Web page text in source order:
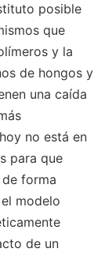
posible
que
y la
de hongos y
una caída
no está en
para que
forma
modelo
de un